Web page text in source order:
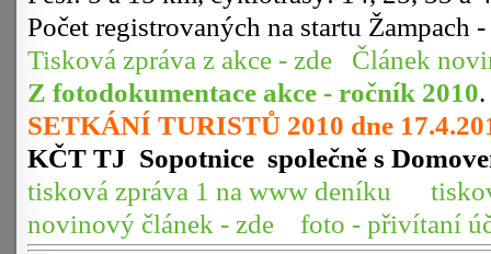
Počet registrovaných na startu Žampach
Tisková zpráva z akce - zde
Článek
Z fotodokumentace akce - ročník 2010.
SETKÁNÍ TURISTŮ 2010 dne
KČT TJ Sopotnice společně s
tisková zpráva 1 na www deníku
novinový článek - zde
foto - přivítaní